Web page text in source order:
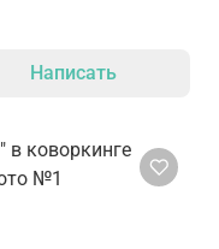
Написать